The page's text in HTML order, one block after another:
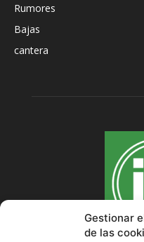
Gestionar
de las
Rumores
Bajas
cantera